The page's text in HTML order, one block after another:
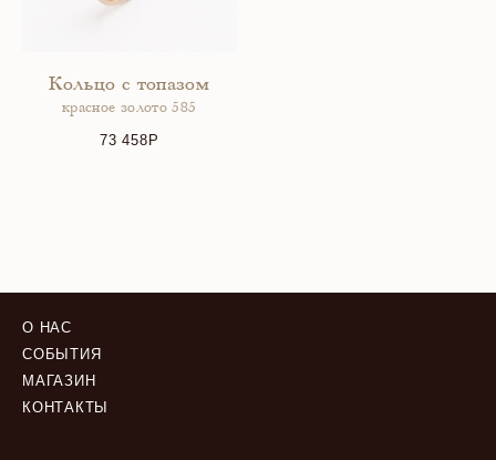
Кольцо с топазом
красное золото 585
73 458
О НАС
СОБЫТИЯ
МАГАЗИН
КОНТАКТЫ